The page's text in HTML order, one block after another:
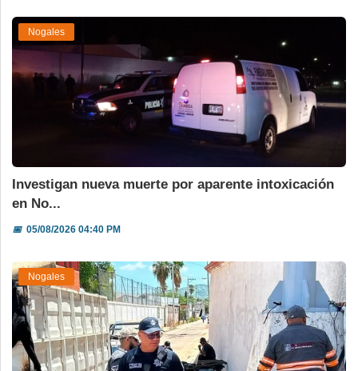
Nogales
Investigan nueva muerte por aparente intoxicación
en No...
📅05/08/2026 04:40 PM
Nogales